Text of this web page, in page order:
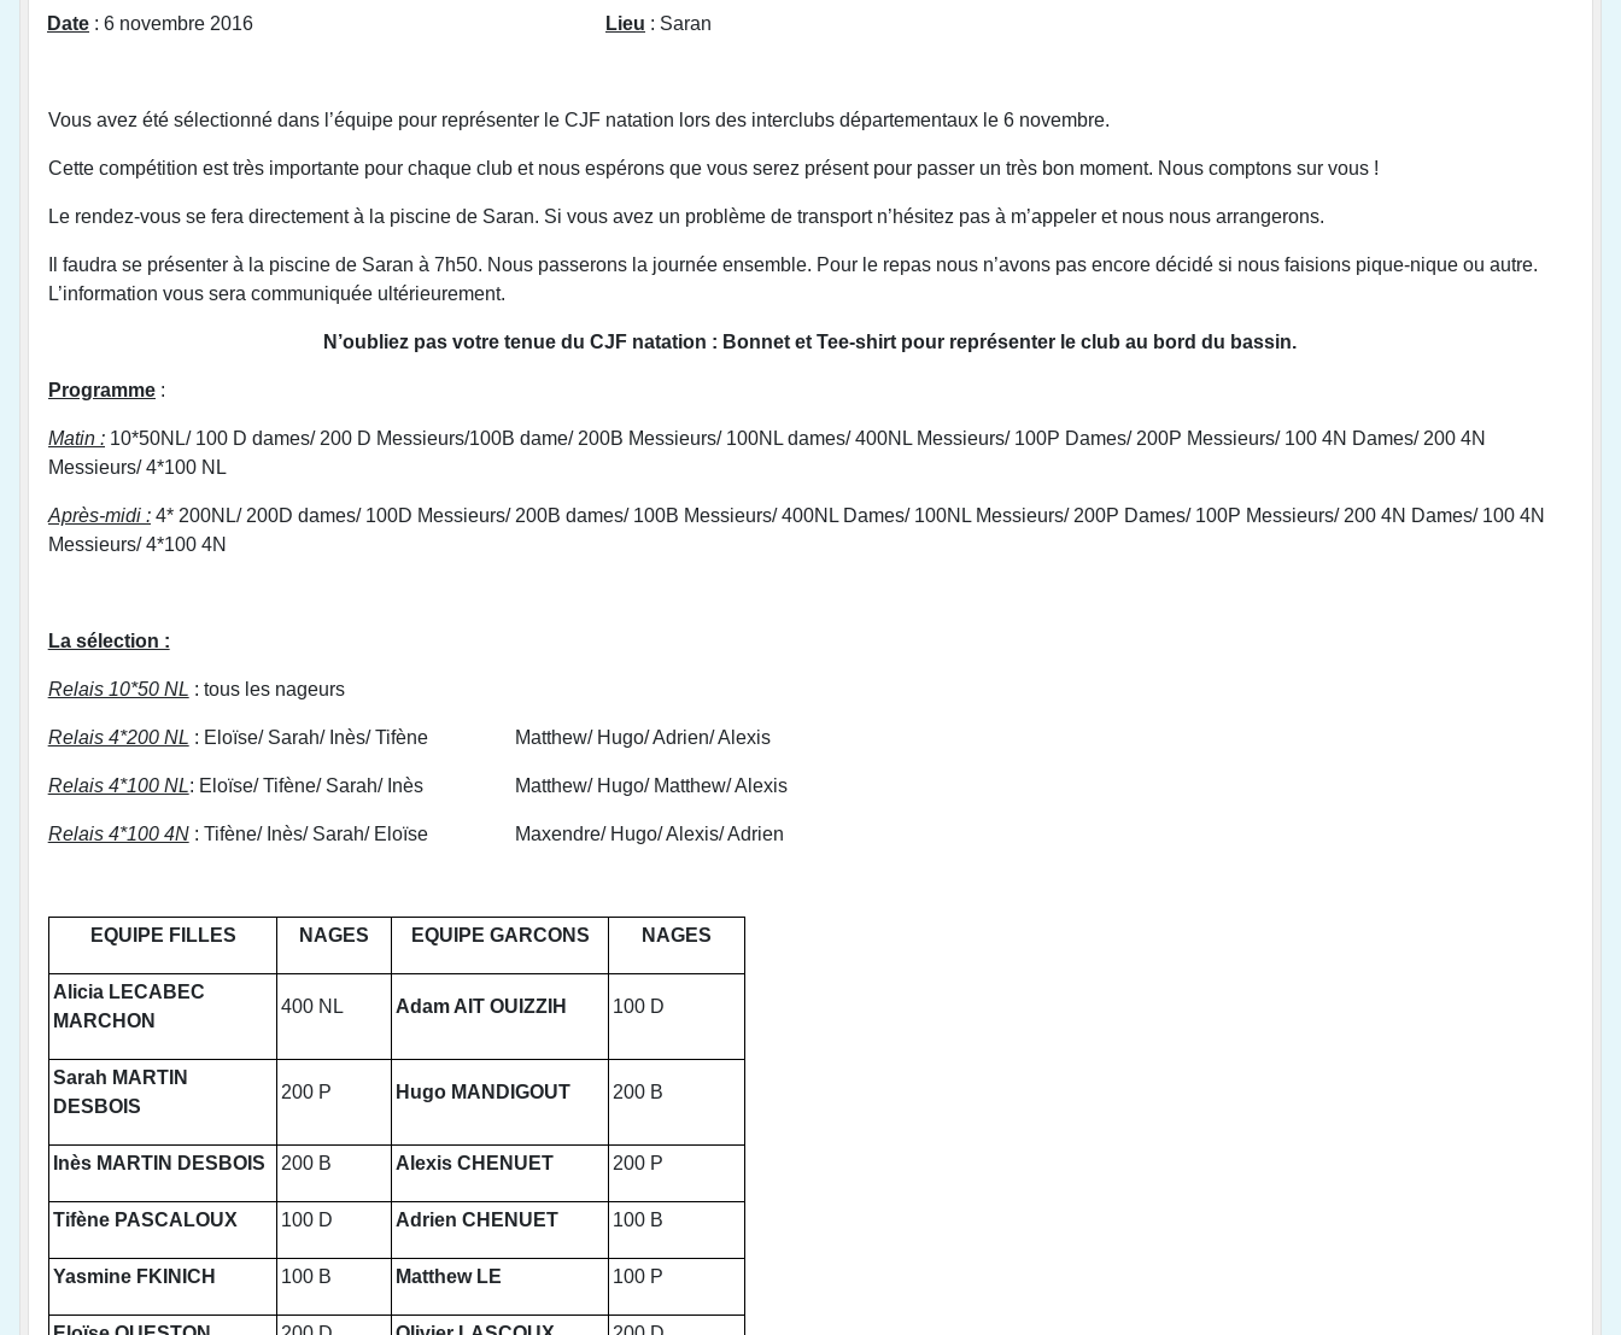
Date : 6 novembre 2016 Lieu : Saran
Vous avez été sélectionné dans l’équipe pour représenter le CJF natation lors des interclubs départementaux le 6 novembre.
Cette compétition est très importante pour chaque club et nous espérons que vous serez présent pour passer un très bon moment. Nous comptons sur vous !
Le rendez-vous se fera directement à la piscine de Saran. Si vous avez un problème de transport n’hésitez pas à m’appeler et nous nous arrangerons.
Il faudra se présenter à la piscine de Saran à 7h50. Nous passerons la journée ensemble. Pour le repas nous n’avons pas encore décidé si nous faisions pique-nique ou autre.
L’information vous sera communiquée ultérieurement.
N’oubliez pas votre tenue du CJF natation : Bonnet et Tee-shirt pour représenter le club au bord du bassin.
Programme :
Matin : 10*50NL/ 100 D dames/ 200 D Messieurs/100B dame/ 200B Messieurs/ 100NL dames/ 400NL Messieurs/ 100P Dames/ 200P Messieurs/ 100 4N Dames/ 200 4N
Messieurs/ 4*100 NL
Après-midi : 4* 200NL/ 200D dames/ 100D Messieurs/ 200B dames/ 100B Messieurs/ 400NL Dames/ 100NL Messieurs/ 200P Dames/ 100P Messieurs/ 200 4N Dames/ 100 4N
Messieurs/ 4*100 4N
La sélection :
Relais 10*50 NL : tous les nageurs
Relais 4*200 NL : Eloïse/ Sarah/ Inès/ Tifène Matthew/ Hugo/ Adrien/ Alexis
Relais 4*100 NL: Eloïse/ Tifène/ Sarah/ Inès Matthew/ Hugo/ Matthew/ Alexis
Relais 4*100 4N: Tifène/ Inès/ Sarah/ Eloïse Maxendre/ Hugo/ Alexis/ Adrien
EQUIPE FILLES NAGES EQUIPE GARCONS NAGES
Alicia LECABEC
MARCHON
400 NL Adam AIT OUIZZIH 100 D
Sarah MARTIN
DESBOIS
200 P Hugo MANDIGOUT 200 B
Inès MARTIN DESBOIS 200 B Alexis CHENUET 200 P
Tifène PASCALOUX 100 D Adrien CHENUET 100 B
Yasmine FKINICH 100 B Matthew LE 100 P